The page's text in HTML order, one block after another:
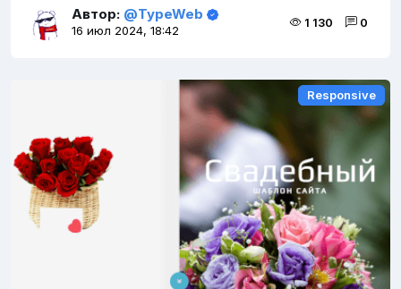
Автор: @TypeWeb
16 июл 2024, 18:42
1 130 0
Responsive
Responsive